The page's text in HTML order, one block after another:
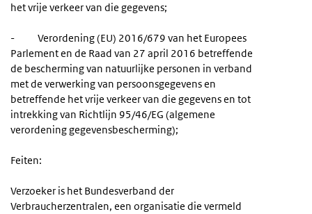
het vrije verkeer van die gegevens;
- Verordening (EU) 2016/679 van het Europees
Parlement en de Raad van 27 april 2016 betreffende
de bescherming van natuurlijke personen in verband
met de verwerking van persoonsgegevens en
betreffende het vrije verkeer van die gegevens en tot
intrekking van Richtlijn 95/46/EG (algemene
verordening gegevensbescherming);
Feiten:
Verzoeker is het Bundesverband der
Verbraucherzentralen, een organisatie die vermeld